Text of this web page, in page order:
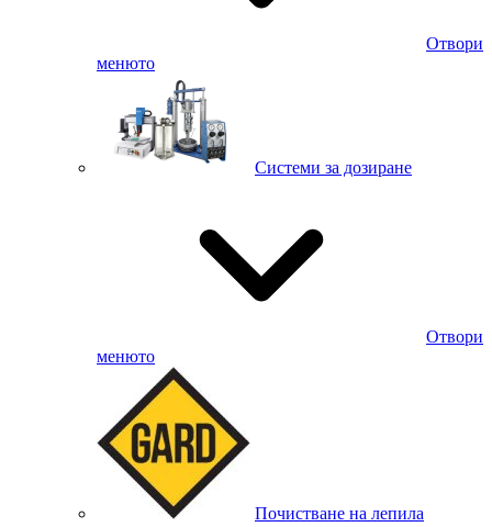
Отвори
менюто
Системи за дозиране
Отвори
менюто
Почистване на лепила